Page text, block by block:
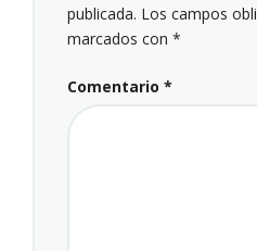
publicada. Los campos
marcados con *
Comentario *